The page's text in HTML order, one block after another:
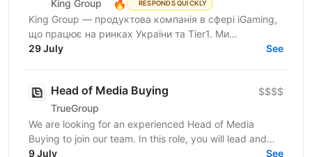
King Group 🔥 RESPONDS QUICKLY
King Group — продуктова компанія в сфері iGaming,
що працює на ринках України та Tier1. Ми
розвиваємо бренди в умовах динамічного та
29 July See
Head of Media Buying
TrueGroup
$$$$
We are looking for an experienced Head of Media
Buying to join our team. In this role, you will lead and
scale performance marketing operations across...
9 July See